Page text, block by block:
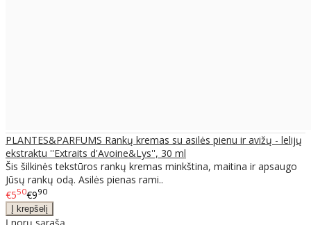
PLANTES&PARFUMS Rankų kremas su asilės pienu ir avižų - lelijų
ekstraktu ''Extraits d'Avoine&Lys'', 30 ml
Šis šilkinės tekstūros rankų kremas minkština, maitina ir apsaugo
Jūsų rankų odą. Asilės pienas rami..
€550€990